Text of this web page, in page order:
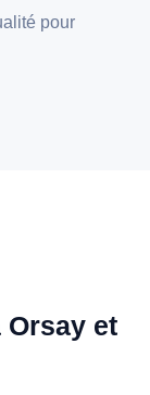
pour
Orsay et